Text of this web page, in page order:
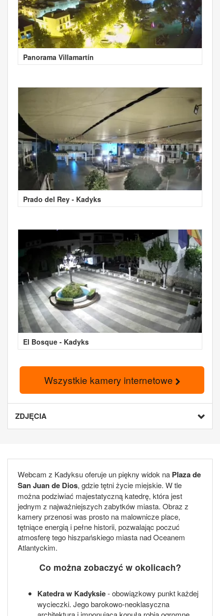
Panorama Villamartín
Prado del Rey - Kadyks
El Bosque - Kadyks
Wszystkie kamery internetowe
ZDJĘCIA
Webcam z Kadyksu oferuje un piękny widok na Plaza de
San Juan de Dios, gdzie tętni życie miejskie. W tle
można podziwiać majestatyczną katedrę, która jest
jednym z najważniejszych zabytków miasta. Obraz z
kamery przenosi was prosto na malownicze place,
tętniące energią i pełne historii, pozwalając poczuć
atmosferę tego hiszpańskiego miasta nad Oceanem
Atlantyckim.
Co można zobaczyć w okolicach?
Katedra w Kadyksie- obowiązkowy punkt każdej
wycieczki. Jego barokowo-neoklasyczna